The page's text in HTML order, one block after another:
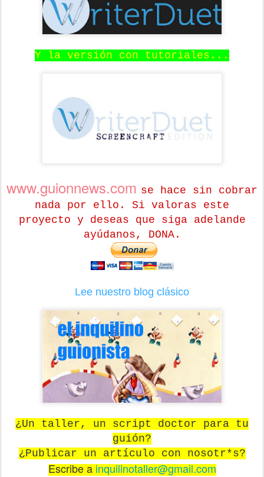
Y la versión con tutoriales...
www.guionnews.com se hace sin cobrar
nada por ello. Si valoras este
proyecto y deseas que siga adelande
ayúdanos, DONA.
Lee nuestro blog clásico
¿Un taller, un script doctor para tu
guión?
¿Publicar un artículo con nosotr*s?
Escribe ainquilinotaller@gmail.com